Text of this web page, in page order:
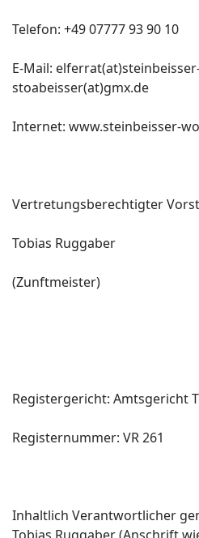
Telefon: +49 07777 93 90 10
E-Mail:
stoabeisser(at)gmx.de
Internet: www.steinbeisser-
Vertretungsberechtigter
Tobias Ruggaber
(Zunftmeister)
Registergericht: Amtsgericht
Registernummer: VR 261
Inhaltlich Verantwortlicher